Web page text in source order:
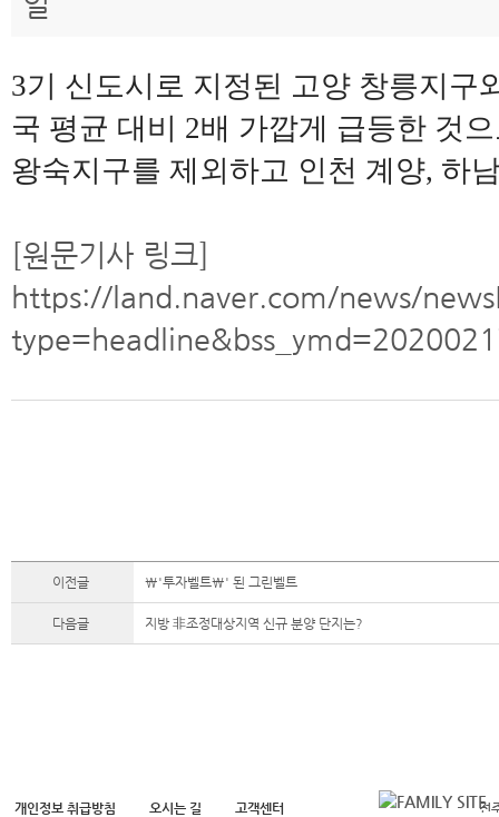
3기 신도시로 지정된 고양 창릉지구
국 평균 대비 2배 가깝게 급등한 것
왕숙지구를 제외하고 인천 계양, 하
[원문기사 링크]
https://land.naver.com/news/
이전글 \'투자벨트\' 된 그린벨트
다음글 지방 非조정대상지역 신규 분양 단지는?
개인정보 취급방침 오시는 길 고객센터
전
전